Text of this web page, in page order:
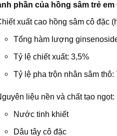
phần của hồng sâm trẻ
xuất cao hồng sâm cô đặc
Tổng hàm lượng
Tỷ lệ chiết xuất: 3,5%
Tỷ lệ pha trộn nhân sâm
liệu nền và chất tạo ngọt:
Nước tinh khiết
Dâu tây cô đặc